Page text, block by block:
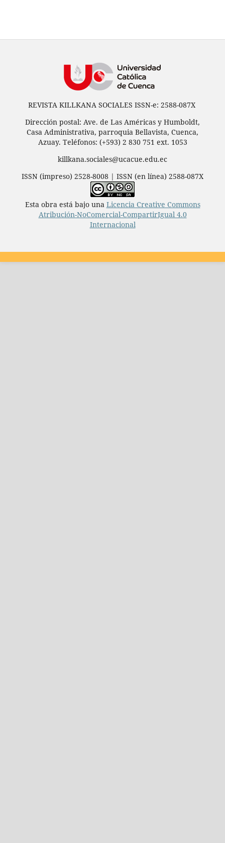
REVISTA KILLKANA SOCIALES ISSN-e: 2588-087X
Dirección postal: Ave. de Las Américas y Humboldt,
Casa Administrativa, parroquia Bellavista, Cuenca,
Azuay. Teléfonos: (+593) 2 830 751 ext. 1053
killkana.sociales@ucacue.edu.ec
ISSN (impreso) 2528-8008 | ISSN (en línea) 2588-087X
Esta obra está bajo una Licencia Creative Commons
Atribución-NoComercial-CompartirIgual 4.0
Internacional